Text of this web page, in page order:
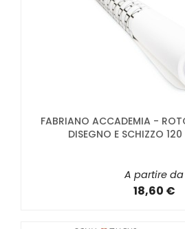
FABRIANO ACCADEMIA -
DISEGNO E SCHIZZO
A partire da
18,60 €